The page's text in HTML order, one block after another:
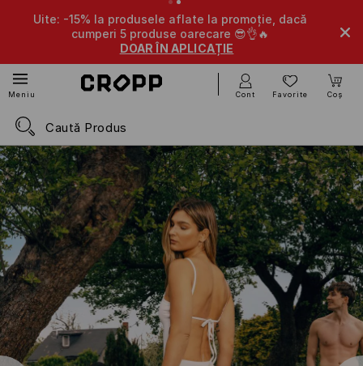
Uite: -15% la produsele aflate la promoție, dacă
cumperi 5 produse oarecare 😎👌🔥
DOAR ÎN APLICAȚIE
Meniu Cont Favorite Coș